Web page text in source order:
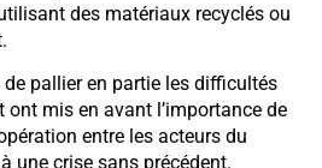
des matériaux recyclés ou
pallier en partie les difficultés
ont mis en avant l’importance de
entre les acteurs du
une crise sans précédent.